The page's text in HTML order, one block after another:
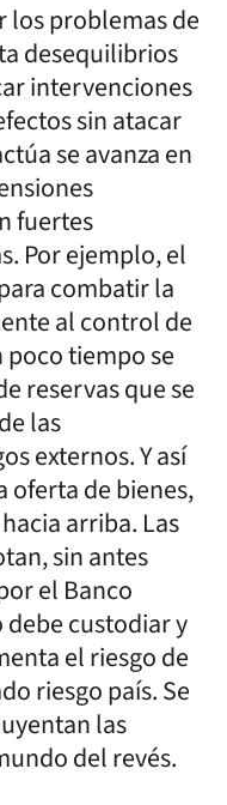
los problemas de
desequilibrios
intervenciones
sin atacar
se avanza en
fuertes
Por ejemplo, el
combatir la
al control de
poco tiempo se
reservas que se
las
externos. Y así
oferta de bienes,
arriba. Las
sin antes
el Banco
debe custodiar y
el riesgo de
riesgo país. Se
las
del revés.